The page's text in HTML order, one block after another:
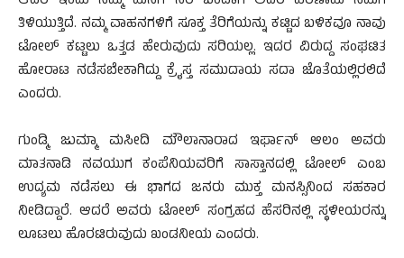
ತಿಳಿಯುತ್ತಿದೆ. ನಮ್ಮ ವಾಹನಗಳಿಗೆ ಸೂಕ್ತ ತೆರಿಗೆಯನ್ನು ಕಟ್ಟಿದ ಬಳಿಕವೂ ನಾವು
ಟೋಲ್ ಕಟ್ಟಲು ಒತ್ತಡ ಹೇರುವುದು ಸರಿಯಲ್ಲ. ಇದರ ವಿರುದ್ದ ಸಂಘಟಿತ
ಹೋರಾಟ ನಡೆಸಬೇಕಾಗಿದ್ದು ಕ್ರೈಸ್ತ ಸಮುದಾಯ ಸದಾ ಜೊತೆಯಲ್ಲಿರಲಿದೆ
ಎಂದರು.
ಗುಂಡ್ಮಿ ಜುಮ್ಮಾ ಮಸೀದಿ ಮೌಲಾನಾರಾದ ಇರ್ಫಾನ್ ಆಲಂ ಅವರು
ಮಾತನಾಡಿ ನವಯುಗ ಕಂಪೆನಿಯವರಿಗೆ ಸಾಸ್ತಾನದಲ್ಲಿ ಟೋಲ್ ಎಂಬ
ಉದ್ಯಮ ನಡೆಸಲು ಈ ಭಾಗದ ಜನರು ಮುಕ್ತ ಮನಸ್ಸಿನಿಂದ ಸಹಕಾರ
ನೀಡಿದ್ದಾರೆ. ಆದರೆ ಅವರು ಟೋಲ್ ಸಂಗ್ರಹದ ಹೆಸರಿನಲ್ಲಿ ಸ್ಥಳೀಯರನ್ನು
ಲೂಟಲು ಹೊರಟಿರುವುದು ಖಂಡನೀಯ ಎಂದರು.